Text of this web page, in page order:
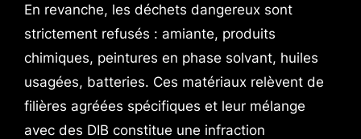
En revanche, les déchets dangereux sont
strictement refusés : amiante, produits
chimiques, peintures en phase solvant, huiles
usagées, batteries. Ces matériaux relèvent de
filières agréées spécifiques et leur mélange
avec des DIB constitue une infraction